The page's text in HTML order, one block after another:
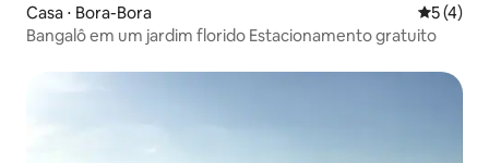
Casa ⋅ Bora-Bora 5 de
5 (4)
Bangalô em um jardim florido Estacionamento gratuito